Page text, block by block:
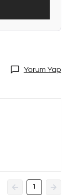
Yorum Yap
1